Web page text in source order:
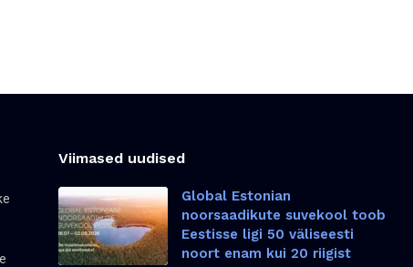
Viimased uudised
Global Estonian
noorsaadikute suvekool toob
Eestisse ligi 50 väliseesti
noort enam kui 20 riigist